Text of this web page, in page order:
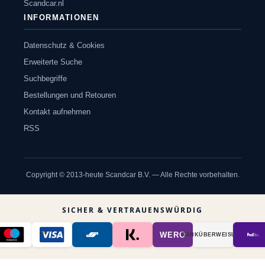
Scandcar.nl
INFORMATIONEN
Datenschutz & Cookies
Erweiterte Suche
Suchbegriffe
Bestellungen und Retouren
Kontakt aufnehmen
RSS
Copyright © 2013-heute Scandcar B.V. — Alle Rechte vorbehalten.
SICHER & VERTRAUENSWÜRDIG
WEROBANK­ÜBER­WEISUNG